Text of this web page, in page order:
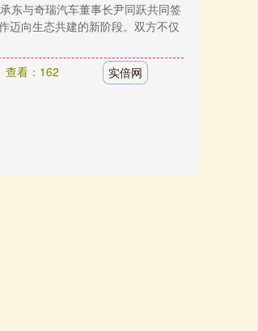
东与奇瑞汽车董事长尹同跃共同签
迈向生态共建的新阶段。双方不仅
查看：162 实倍网